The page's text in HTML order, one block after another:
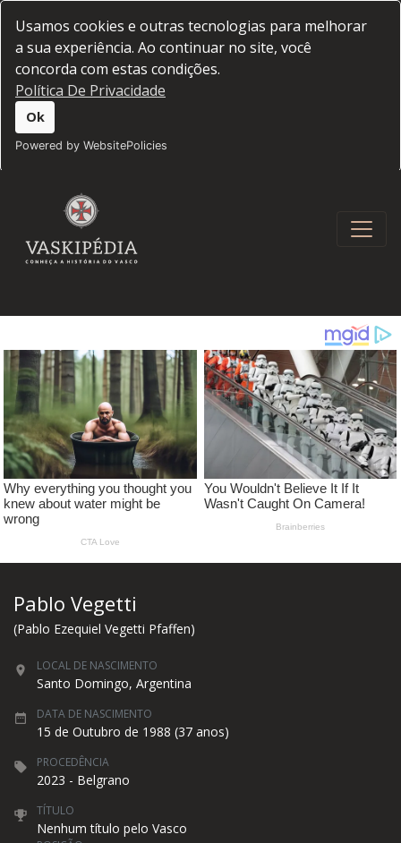
Usamos cookies e outras tecnologias para melhorar
a sua experiência. Ao continuar no site, você
concorda com estas condições.
Política De Privacidade
Ok
Powered by WebsitePolicies
Pablo Vegetti
(Pablo Ezequiel Vegetti Pfaffen)
LOCAL DE NASCIMENTO
Santo Domingo, Argentina
DATA DE NASCIMENTO
15 de Outubro de 1988 (37 anos)
PROCEDÊNCIA
2023 - Belgrano
TÍTULO
Nenhum título pelo Vasco